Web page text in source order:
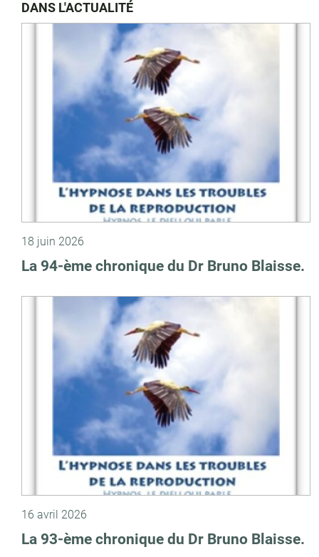
DANS L'ACTUALITÉ
18 juin 2026
La 94-ème chronique du Dr Bruno Blaisse.
16 avril 2026
La 93-ème chronique du Dr Bruno Blaisse.